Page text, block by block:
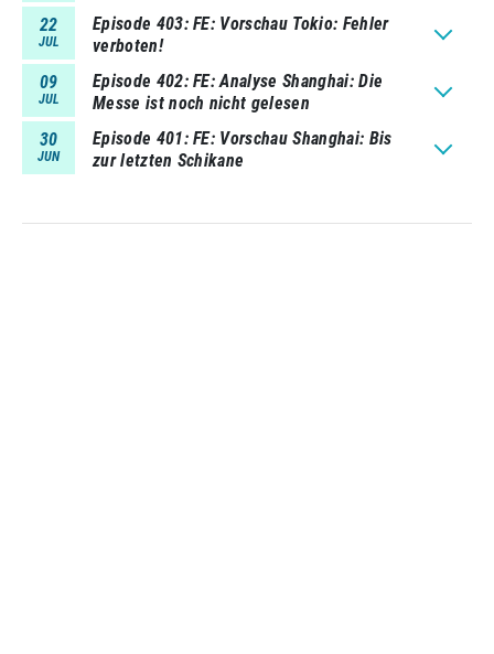
22
JUL
Episode 403 FE: Vorschau Tokio: Fehler
verboten!
09
JUL
Episode 402 FE: Analyse Shanghai: Die
Messe ist noch nicht gelesen
30
JUN
Episode 401 FE: Vorschau Shanghai: Bis
zur letzten Schikane